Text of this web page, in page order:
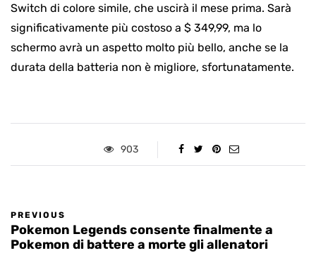
Switch di colore simile, che uscirà il mese prima. Sarà
significativamente più costoso a $ 349,99, ma lo
schermo avrà un aspetto molto più bello, anche se la
durata della batteria non è migliore, sfortunatamente.
903
PREVIOUS
Pokemon Legends consente finalmente a
Pokemon di battere a morte gli allenatori